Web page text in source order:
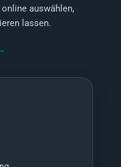
auswählen,
lassen.